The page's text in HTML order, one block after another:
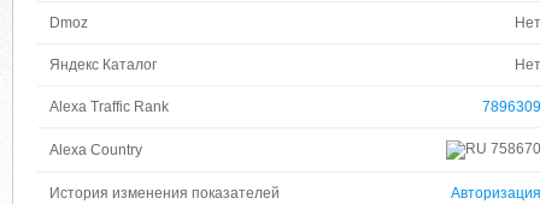
Dmoz Нет
Яндекс Каталог Нет
Alexa Traffic Rank 7896309
Alexa Country 758670
История изменения показателей Авторизация